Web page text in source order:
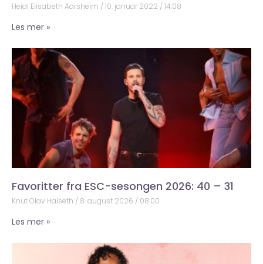
Heidi Elisabeth Aarsheim 10. januar 2022 14:08
Les mer »
Favoritter fra ESC-sesongen 2026: 40 – 31
Knut Olav Halseth 8. august 2026 08:00
Les mer »